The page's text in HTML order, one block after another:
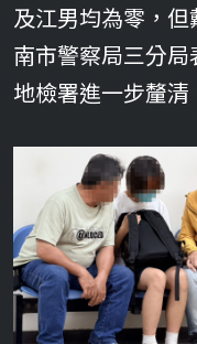
及江男均為零，
南市警察局三分
地檢署進一步釐清